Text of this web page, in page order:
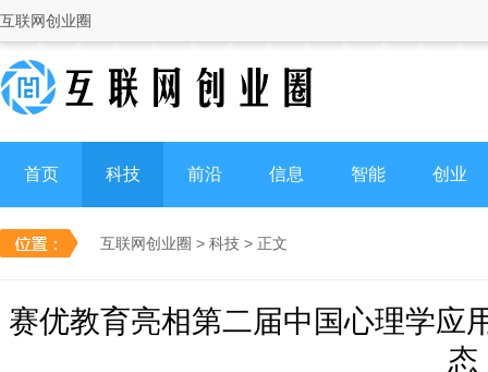
互联网创业圈
首页 科技 前沿 信息 智能 创业
互联网创业圈 > 科技 > 正文
赛优教育亮相第二届中国心理学应
态